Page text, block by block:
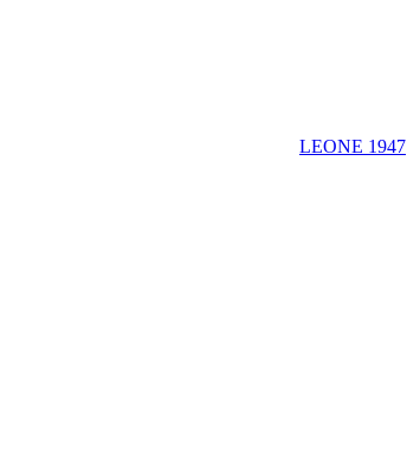
LEONE 1947